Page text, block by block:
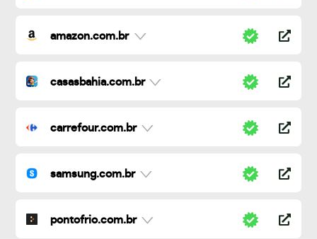
amazon.com.br
casasbahia.com.br
carrefour.com.br
samsung.com.br
pontofrio.com.br